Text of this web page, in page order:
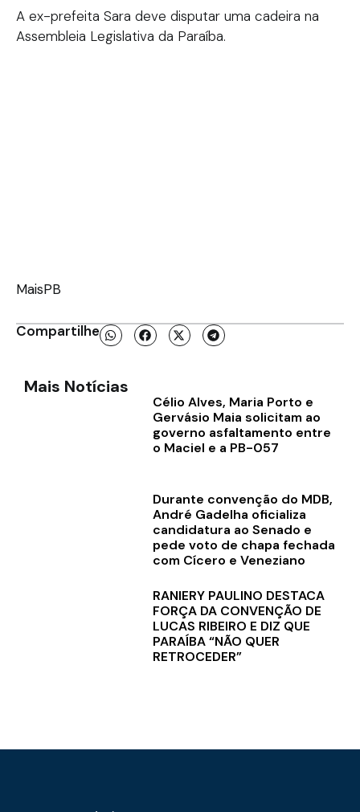
A ex-prefeita Sara deve disputar uma cadeira na
Assembleia Legislativa da Paraíba.
MaisPB
Compartilhe
Mais Notícias
Célio Alves, Maria Porto e
Gervásio Maia solicitam ao
governo asfaltamento entre
o Maciel e a PB-057
Durante convenção do MDB,
André Gadelha oficializa
candidatura ao Senado e
pede voto de chapa fechada
com Cícero e Veneziano
RANIERY PAULINO DESTACA
FORÇA DA CONVENÇÃO DE
LUCAS RIBEIRO E DIZ QUE
PARAÍBA “NÃO QUER
RETROCEDER”